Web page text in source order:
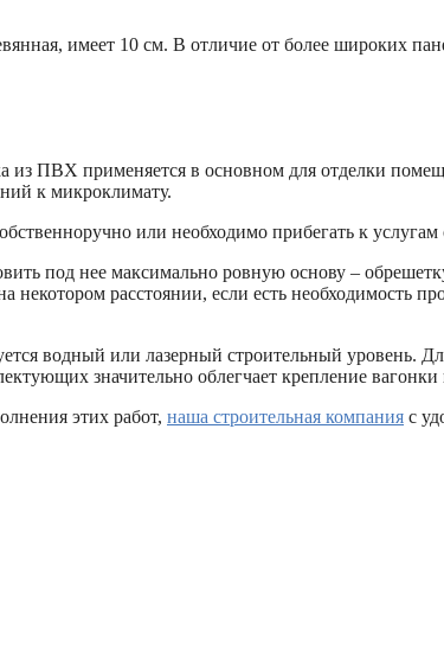
имеет 10 см. В отличие от более широких
из ПВХ применяется в основном для отделки
к микроклимату.
или необходимо прибегать к услугам
под нее максимально ровную основу –
некотором расстоянии, если есть необходимость
водный или лазерный строительный уровень.
значительно облегчает крепление
этих работ, наша строительная компания с